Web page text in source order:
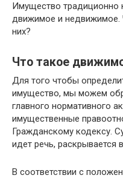
Имущество традиционно
движимое и недвижимое.
них?
Что такое
Для того чтобы
имущество, мы можем
главного нормативного
имущественные
Гражданскому кодексу.
идет речь, раскрывается
В соответствии с